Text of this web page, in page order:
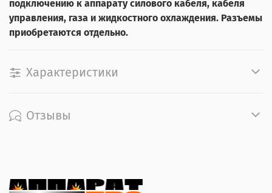
подключению к аппарату силового кабеля, кабеля
управления, газа и жидкостного охлаждения. Разъемы
приобретаются отдельно.
Характеристики
Отзывы